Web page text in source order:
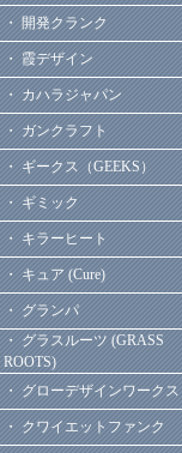
・ 開発クランク
・ 霞デザイン
・ カハラジャパン
・ ガンクラフト
・ ギークス（GEEKS）
・ ギミック
・ キラーヒート
・ キュア (Cure)
・ グランパ
・ グラスルーツ (GRASS
ROOTS)
・ グローデザインワークス
・ クワイエットファンク